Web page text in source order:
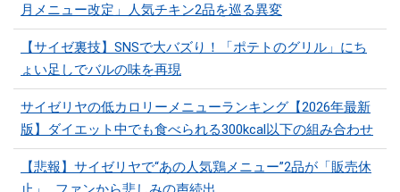
月メニュー改定」人気チキン2品を巡る異変
【サイゼ裏技】SNSで大バズり！「ポテトのグリル」にち
ょい足しでバルの味を再現
サイゼリヤの低カロリーメニューランキング【2026年最新
版】ダイエット中でも食べられる300kcal以下の組み合わせ
【悲報】サイゼリヤで“あの人気鶏メニュー”2品が「販売休